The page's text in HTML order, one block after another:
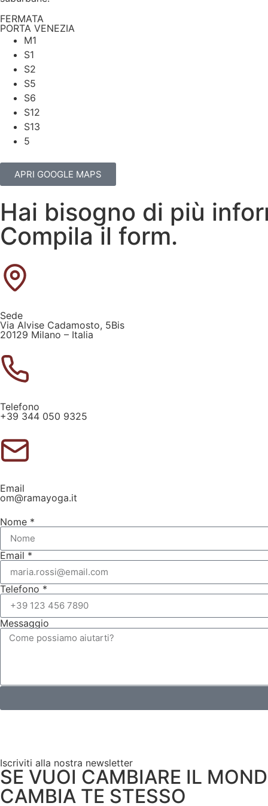
FERMATA
PORTA VENEZIA
M1
S1
S2
S5
S6
S12
S13
5
APRI GOOGLE MAPS
Hai bisogno di più
Compila il form.
Sede
Via Alvise Cadamosto, 5Bis
20129 Milano – Italia
Telefono
+39 344 050 9325
Email
om@ramayoga.it
Nome *
Email *
Telefono *
Messaggio
Iscriviti alla nostra newsletter
SE VUOI CAMBIARE IL
CAMBIA TE STESSO